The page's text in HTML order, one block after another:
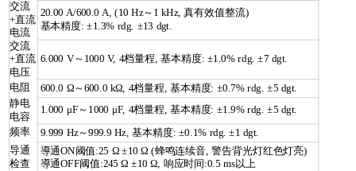
交流
+直流
电流
20.00 A/600.0 A, (10 Hz～1 kHz, 真有效值整流)
基本精度: ±1.3% rdg. ±13 dgt.
交流
+直流
电压
6.000 V～1000 V, 4档量程, 基本精度: ±1.0% rdg. ±7 dgt.
电阻
600.0 Ω～600.0 kΩ, 4档量程, 基本精度: ±0.7% rdg. ±5 dgt.
静电
电容
1.000 μF～1000 μF, 4档量程, 基本精度: ±1.9% rdg. ±5 dgt.
频率 9.999 Hz～999.9 Hz, 基本精度: ±0.1% rdg. ±1 dgt.
导通
检查
導通ON阈值:25 Ω ±10 Ω (蜂鸣连续音, 警告背光灯红色灯亮)
導通OFF阈值:245 Ω ±10 Ω, 响应时间:0.5 ms以上